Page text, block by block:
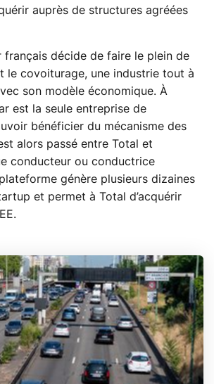
auprès de structures agréées
français décide de faire le plein de
le covoiturage, une industrie tout à
son modèle économique. À
est la seule entreprise de
bénéficier du mécanisme des
alors passé entre Total et
conducteur ou conductrice
génère plusieurs dizaines
et permet à Total d’acquérir